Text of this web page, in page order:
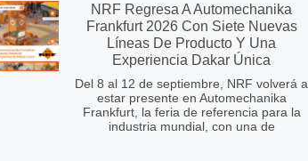
NRF Regresa A Automechanika
Frankfurt 2026 Con Siete Nuevas
Líneas De Producto Y Una
Experiencia Dakar Única
Del 8 al 12 de septiembre, NRF volverá a
estar presente en Automechanika
Frankfurt, la feria de referencia para la
industria mundial, con una de